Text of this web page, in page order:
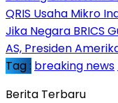
QRIS Usaha Mikro
Jika Negara BRICS
AS, Presiden
Tag : breaking news
Berita Terbaru